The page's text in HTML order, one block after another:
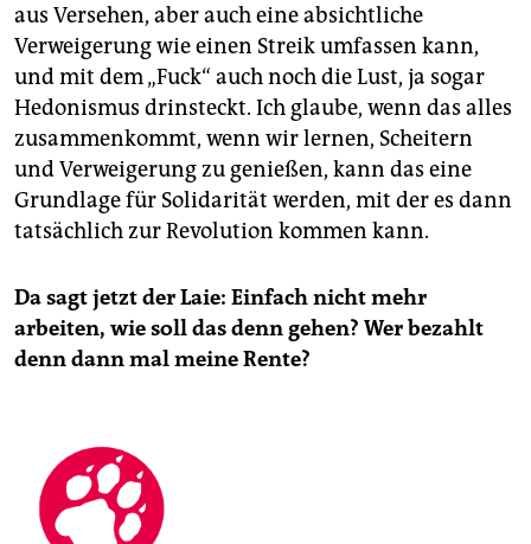
aus Versehen, aber auch eine absichtliche
Verweigerung wie einen Streik umfassen kann,
und mit dem „Fuck“ auch noch die Lust, ja sogar
Hedonismus drinsteckt. Ich glaube, wenn das alles
zusammenkommt, wenn wir lernen, Scheitern
und Verweigerung zu genießen, kann das eine
Grundlage für Solidarität werden, mit der es dann
tatsächlich zur Revolution kommen kann.
Da sagt jetzt der Laie: Einfach nicht mehr
arbeiten, wie soll das denn gehen? Wer bezahlt
denn dann mal meine Rente?